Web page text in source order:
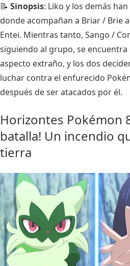
📝 Sinopsis: Liko y los demás
donde acompañan a Briar / Brie
Entei. Mientras tanto, Sango /
siguiendo al grupo, se encuentra
aspecto extraño, y los dos
luchar contra el enfurecido
después de ser atacados por él.
Horizontes Pokémon
batalla! Un incendio
tierra